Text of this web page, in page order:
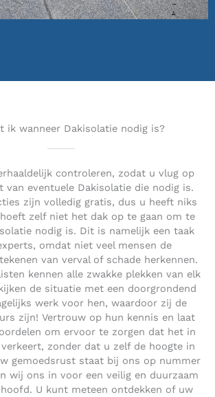
ik wanneer Dakisolatie nodig is?
controleren, zodat u vlug op
van eventuele Dakisolatie die nodig is.
zijn volledig gratis, dus u heeft niks
zelf niet het dak op te gaan om te
nodig is. Dit is namelijk een taak
omdat niet veel mensen de
van verval of schade herkennen.
kennen alle zwakke plekken van elk
de situatie met een doorgrondend
werk voor hen, waardoor zij de
zijn! Vertrouw op hun kennis en laat
om ervoor te zorgen dat het in
zonder dat u zelf de hoogte in
gemoedsrust staat bij ons op nummer
wij ons in voor een veilig en duurzaam
U kunt meteen ontdekken of uw